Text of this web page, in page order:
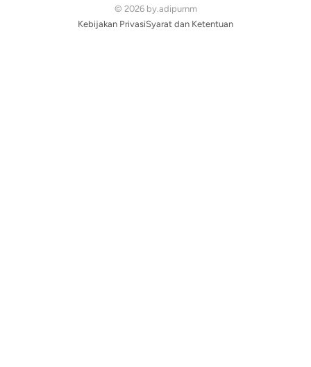
© 2026 by.adipurnm
Kebijakan PrivasiSyarat dan Ketentuan